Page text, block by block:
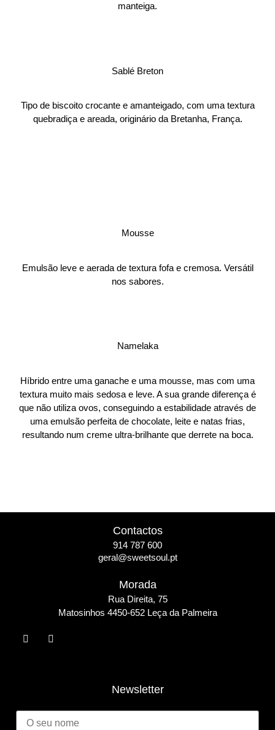
manteiga.
Sablé Breton
Tipo de biscoito crocante e amanteigado, com uma textura
quebradiça e areada, originário da Bretanha, França.
Mousse
Emulsão leve e aerada de textura fofa e cremosa. Versátil
nos sabores.
Namelaka
Híbrido entre uma ganache e uma mousse, mas com uma
textura muito mais sedosa e leve. A sua grande diferença é
que não utiliza ovos, conseguindo a estabilidade através de
uma emulsão perfeita de chocolate, leite e natas frias,
resultando num creme ultra-brilhante que derrete na boca.
Contactos
914 787 600
geral@sweetsoul.pt
Morada
Rua Direita, 75
Matosinhos 4450-652 Leça da Palmeira
Newsletter